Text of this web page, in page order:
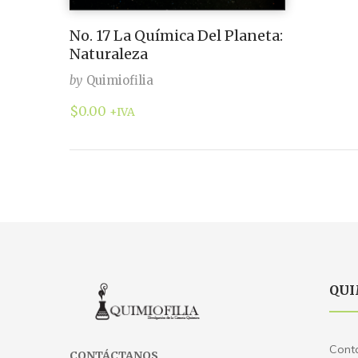
No. 17 La Química Del Planeta:
Naturaleza
by Quimiofilia
$0.00 +IVA